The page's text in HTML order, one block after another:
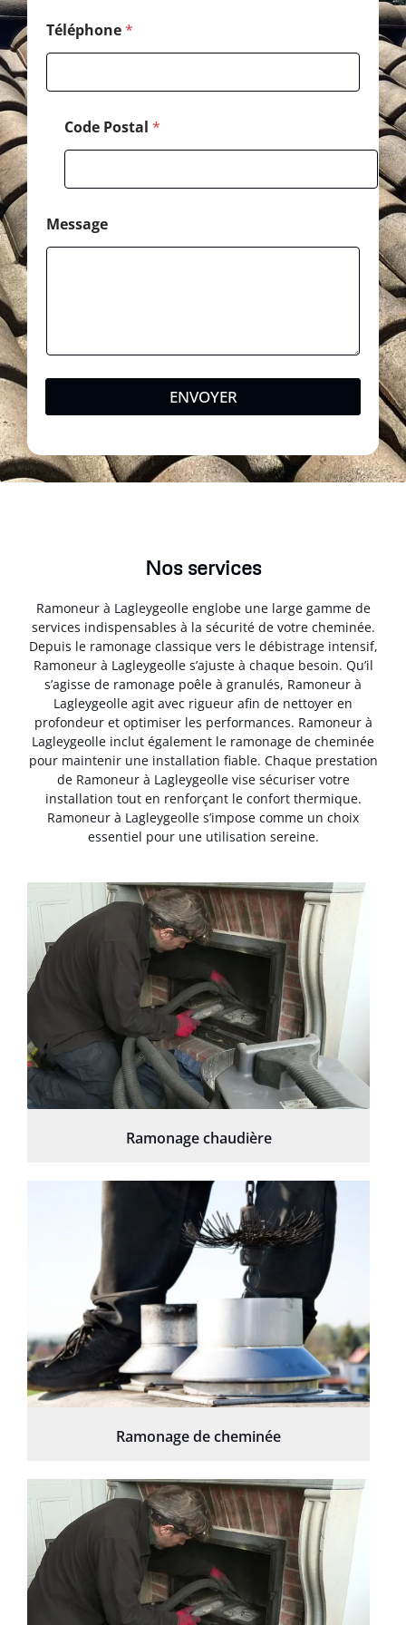
iTéléphone*
Code Postal *
Message
ENVOYER
Nos services
Ramoneur à Lagleygeolle englobe une large gamme de
services indispensables à la sécurité de votre cheminée.
Depuis le ramonage classique vers le débistrage intensif,
Ramoneur à Lagleygeolle s’ajuste à chaque besoin. Qu’il
s’agisse de ramonage poêle à granulés, Ramoneur à
Lagleygeolle agit avec rigueur afin de nettoyer en
profondeur et optimiser les performances. Ramoneur à
Lagleygeolle inclut également le ramonage de cheminée
pour maintenir une installation fiable. Chaque prestation
de Ramoneur à Lagleygeolle vise sécuriser votre
installation tout en renforçant le confort thermique.
Ramoneur à Lagleygeolle s’impose comme un choix
essentiel pour une utilisation sereine.
Ramonage chaudière
Ramonage de cheminée